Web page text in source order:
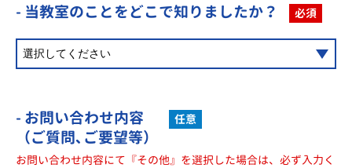
- 当教室のことをどこで知りましたか？ 必須
- お問い合わせ内容
（ご質問､ご要望等）
任意
お問い合わせ内容にて『その他』を選択した場合は、必ず入力く